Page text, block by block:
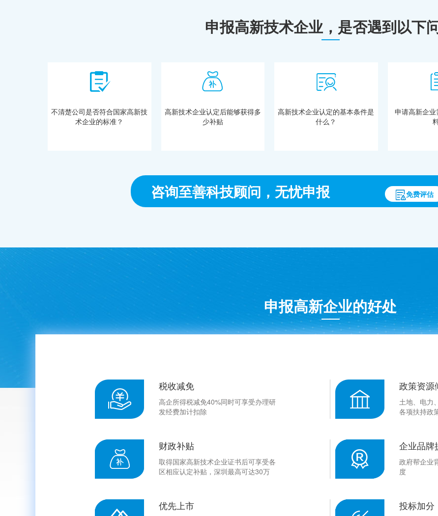
申报高新技术企业，是否遇到以下
不清楚公司是否符合国家高新技
术企业的标准？
高新技术企业认定后能够获得多
少补贴
高新技术企业认定的基本条件是
什么？
申请高新企
咨询至善科技顾问，无忧申报 免费评估
申报高新企业的好处
税收减免
高企所得税减免40%同时可享受办理研
发经费加计扣除
政策资源
土地、电力
各项扶持政
财政补贴
取得国家高新技术企业证书后可享受各
区相应认定补贴，深圳最高可达30万
企业品牌
政府帮企业
度
优先上市 投标加分